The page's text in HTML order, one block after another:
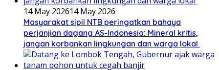
14 May 202614 May 2026
Masyarakat sipil NTB peringatkan bahaya
perjanjian dagang AS-Indonesia: Mineral kritis,
jangan korbankan lingkungan dan warga lokal